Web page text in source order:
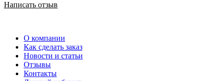
Написать отзыв
О компании
Как сделать заказ
Новости и статьи
Отзывы
Контакты